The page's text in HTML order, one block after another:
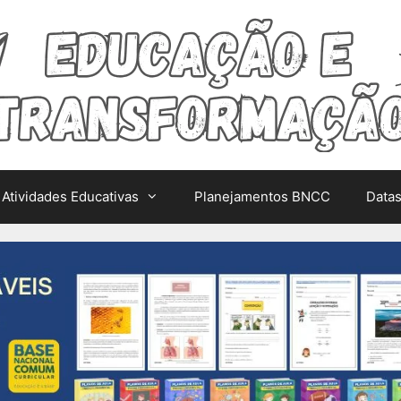
Atividades Educativas Planejamentos BNCC